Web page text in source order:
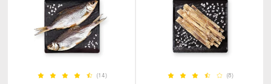
(14) (8)